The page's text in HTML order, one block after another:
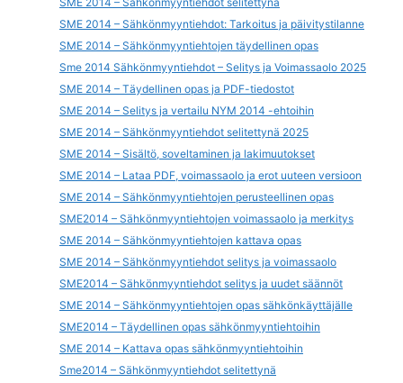
SME 2014 – Sähkönmyyntiehdot: Tarkoitus ja päivitystilanne
SME 2014 – Sähkönmyyntiehtojen täydellinen opas
Sme 2014 Sähkönmyyntiehdot – Selitys ja Voimassaolo 2025
SME 2014 – Täydellinen opas ja PDF-tiedostot
SME 2014 – Selitys ja vertailu NYM 2014 -ehtoihin
SME 2014 – Sähkönmyyntiehdot selitettynä 2025
SME 2014 – Sisältö, soveltaminen ja lakimuutokset
SME 2014 – Lataa PDF, voimassaolo ja erot uuteen versioon
SME 2014 – Sähkönmyyntiehtojen perusteellinen opas
SME2014 – Sähkönmyyntiehtojen voimassaolo ja merkitys
SME 2014 – Sähkönmyyntiehtojen kattava opas
SME 2014 – Sähkönmyyntiehdot selitys ja voimassaolo
SME2014 – Sähkönmyyntiehdot selitys ja uudet säännöt
SME 2014 – Sähkönmyyntiehtojen opas sähkönkäyttäjälle
SME2014 – Täydellinen opas sähkönmyyntiehtoihin
SME 2014 – Kattava opas sähkönmyyntiehtoihin
Sme2014 – Sähkönmyyntiehdot selitettynä